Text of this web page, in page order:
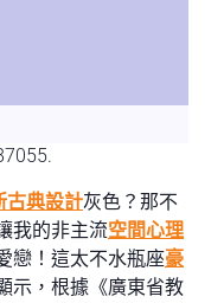
古典設計灰色？那不
我的非主流空間心理
戀！這太不水瓶座豪
示，根據《廣東省教